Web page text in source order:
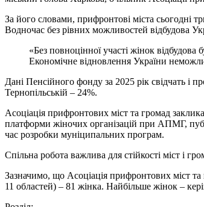
За його словами, прифронтові міста сьогодні
Водночас без рівних можливостей відбудова
«Без повноцінної участі жінок
Економічне відновлення України
Дані Пенсійного фонду за 2025 рік свідчать і
Тернопільській – 24%.
Асоціація прифронтових міст та громад
платформи жіночих організацій при АПМГ,
час розробки муніципальних програм.
Спільна робота важлива для стійкості міст і
Зазначимо, що Асоціація прифронтових міст
11 областей) – 81 жінка. Найбільше жінок –